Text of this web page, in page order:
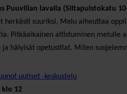
Puuvillan lavalla (Siltapuistokatu
herkästi suuriksi. Melu aiheuttaa
Pitkäaikainen altistuminen
ja hälyisät opetustilat. Miten
uutiset -keskustelu
klo 12